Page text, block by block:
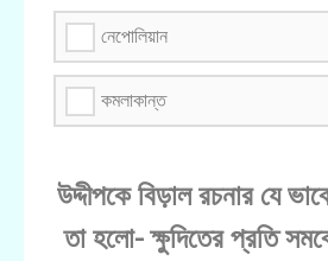
নেপোলিয়ান
কমলাকান্ত
উদ্দীপকে বিড়াল রচনার যে
তা হলো- ক্ষুদিতের প্রতি